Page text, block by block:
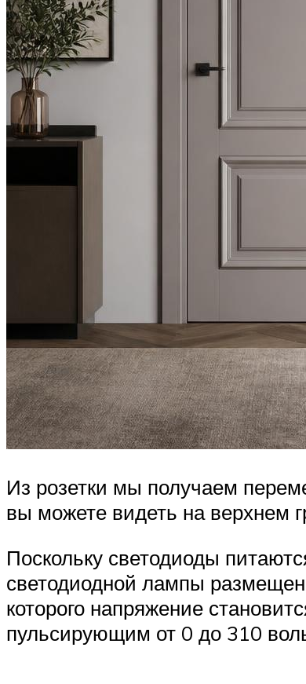
Из розетки мы получаем
вы можете видеть на верхнем
Поскольку светодиоды
светодиодной лампы
которого напряжение
пульсирующим от 0 до 310